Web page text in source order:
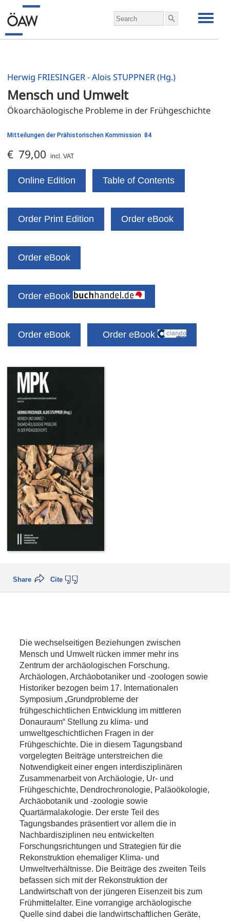
Herwig FRIESINGER - Alois STUPPNER (Hg.)
Mensch und Umwelt
Ökoarchäologische Probleme in der Frühgeschichte
Mitteilungen der Prähistorischen Kommission 84
€ 79,00 incl. VAT
Online Edition Table of Contents
Order Print Edition Order eBook
Order eBook
Order eBook
Order eBook Order eBook
Cite
Share
Die wechselseitigen Beziehungen zwischen
Mensch und Umwelt rücken immer mehr ins
Zentrum der archäologischen Forschung.
Archäologen, Archäobotaniker und -zoologen sowie
Historiker bezogen beim 17. Internationalen
Symposium „Grundprobleme der
frühgeschichtlichen Entwicklung im mittleren
Donauraum“ Stellung zu klima- und
umweltgeschichtlichen Fragen in der
Frühgeschichte. Die in diesem Tagungsband
vorgelegten Beiträge unterstreichen die
Notwendigkeit einer engen interdisziplinären
Zusammenarbeit von Archäologie, Ur- und
Frühgeschichte, Dendrochronologie, Paläoökologie,
Archäobotanik und -zoologie sowie
Quartärmalakologie. Der erste Teil des
Tagungsbandes präsentiert vor allem die in
Nachbardisziplinen neu entwickelten
Forschungsrichtungen und Strategien für die
Rekonstruktion ehemaliger Klima- und
Umweltverhältnisse. Die Beiträge des zweiten Teils
befassen sich mit der Rekonstruktion der
Landwirtschaft von der jüngeren Eisenzeit bis zum
Frühmittelalter. Eine vorrangige archäologische
Quelle sind dabei die landwirtschaftlichen Geräte,